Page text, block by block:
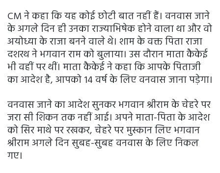
CM ने कहा कि यह कोई छोटी बात नहीं हैं। वनवास जाने
के अगले दिन ही उनका राज्याभिषेक होने वाला था और वो
अयोध्या के राजा बनने वाले थे। शाम के वक्त पिता राजा
दशरथ ने भगवान राम को बुलाया। उस दौरान माता कैकेई
भी वहीं पर थीं। माता कैकेई ने कहा कि आपके पिताजी
का आदेश है, आपको 14 वर्ष के लिए वनवास जाना पड़ेगा।
वनवास जाने का आदेश सुनकर भगवान श्रीराम के चेहरे पर
जरा सी शिकन तक नहीं आई। अपने माता-पिता के आदेश
को सिर माथे पर रखकर, चेहरे पर मुस्कान लिए भगवान
श्रीराम अगले दिन सुबह-सुबह वनवास के लिए निकल
गए।